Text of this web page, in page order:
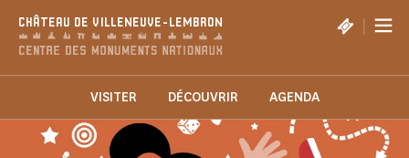
CHÂTEAU DE VILLENEUVE-LEMBRON |
VISITER DÉCOUVRIR AGENDA